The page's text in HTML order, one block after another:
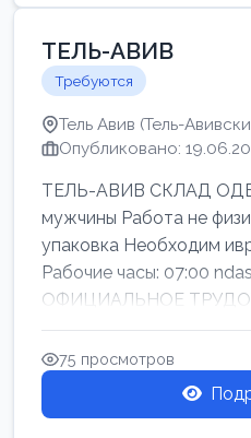
ТЕЛЬ-АВИВ
Требуются
Тель Авив (Тель-
Опубликовано:
ТЕЛЬ-АВИВ СКЛАД
мужчины Работа не
упаковка Необходим
Рабочие часы: 07:00
ОФИЦИАЛЬНОЕ
75 просмотров